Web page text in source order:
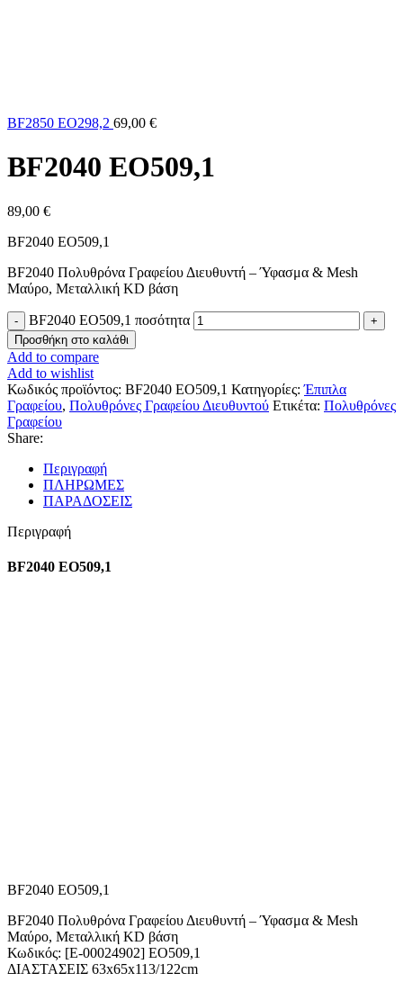
BF2850 EO298,2 69,00 €
BF2040 EO509,1
89,00 €
BF2040 EO509,1
BF2040 Πολυθρόνα Γραφείου Διευθυντή – Ύφασμα & Mesh
Μαύρο, Μεταλλική KD βάση
BF2040 EO509,1 ποσότητα
Προσθήκη στο καλάθι
Add to compare
Add to wishlist
Κωδικός προϊόντος: BF2040 EO509,1 Κατηγορίες: Έπιπλα
Γραφείου, Πολυθρόνες Γραφείου Διευθυντού Ετικέτα: Πολυθρόνες
Γραφείου
Share:
Περιγραφή
ΠΛΗΡΩΜΕΣ
ΠΑΡΑΔΟΣΕΙΣ
Περιγραφή
BF2040 EO509,1
BF2040 EO509,1
BF2040 Πολυθρόνα Γραφείου Διευθυντή – Ύφασμα & Mesh
Μαύρο, Μεταλλική KD βάση
Κωδικός: [Ε-00024902] ΕΟ509,1
ΔΙΑΣΤΑΣΕΙΣ 63x65x113/122cm